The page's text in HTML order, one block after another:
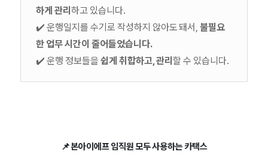
하게 관리하고 있습니다.
✔️ 운행일지를 수기로 작성하지 않아도 돼서,불필요
한 업무 시간이 줄어들었습니다.
✔️ 운행 정보들을 쉽게 취합하고, 관리할 수 있습니다.
📌 본아이에프 임직원 모두 사용하는 카택스